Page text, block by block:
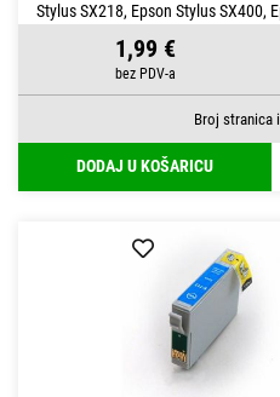
Stylus SX218, Epson Stylus SX400,
1,99 €
Broj stranica
DODAJ U KOŠARICU